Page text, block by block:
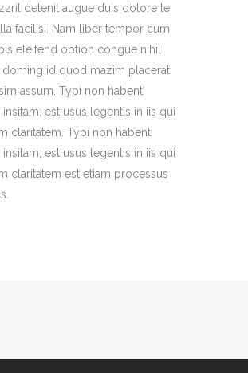
delenit augue duis dolore te
facilisi. Nam liber tempor cum
eleifend option congue nihil
doming id quod mazim placerat
assum. Typi non habent
insitam; est usus legentis in iis qui
claritatem. Typi non habent
insitam; est usus legentis in iis qui
claritatem est etiam processus